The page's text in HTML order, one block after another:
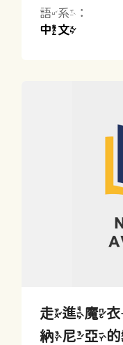
語系：
中文
走進魔
納尼亞